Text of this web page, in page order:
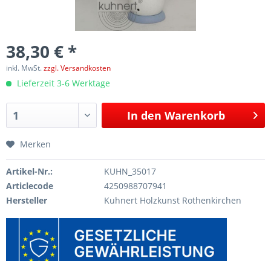
38,30 € *
inkl. MwSt.zzgl. Versandkosten
Lieferzeit 3-6 Werktage
In den Warenkorb
Merken
Artikel-Nr.:
KUHN_35017
Articlecode
4250988707941
Hersteller
Kuhnert Holzkunst Rothenkirchen